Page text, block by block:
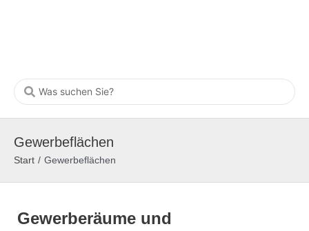
Gewerbeflächen
Start / Gewerbeflächen
Gewerberäume und